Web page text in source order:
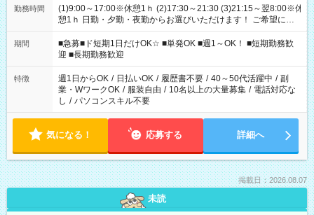
勤務時間
(1)9:00～17:00※休憩1ｈ (2)17:30～21:30 (3)21:15～翌8:00※休
憩1ｈ 日勤・夕勤・夜勤からお選びいただけます！ ご希望に合
わせて働けるお仕事です(*^^*) 【その他選べる勤務時間】 8-17
時/9-17時/9-18時/10-18時/11-21時/18-22時/20-翌4時/21-翌5
時/22-翌6時/0-翌8時 ご自身のご都合で選んで頂ける完全自由シ
フト！
期間
■急募■ド短期1日だけOK☆ ■単発OK ■週1～OK！ ■短期勤務歓
迎 ■長期勤務歓迎
特徴 週1日からOK / 日払いOK / 履歴書不要 / 40～50代活躍中 / 副
業・WワークOK / 服装自由 / 10名以上の大量募集 / 電話対応な
し / パソコンスキル不要
気になる！ 応募する 詳細へ
掲載日：2026.08.07
未読